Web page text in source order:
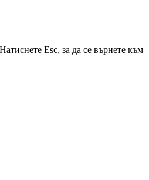
Esc, за да се върнете към